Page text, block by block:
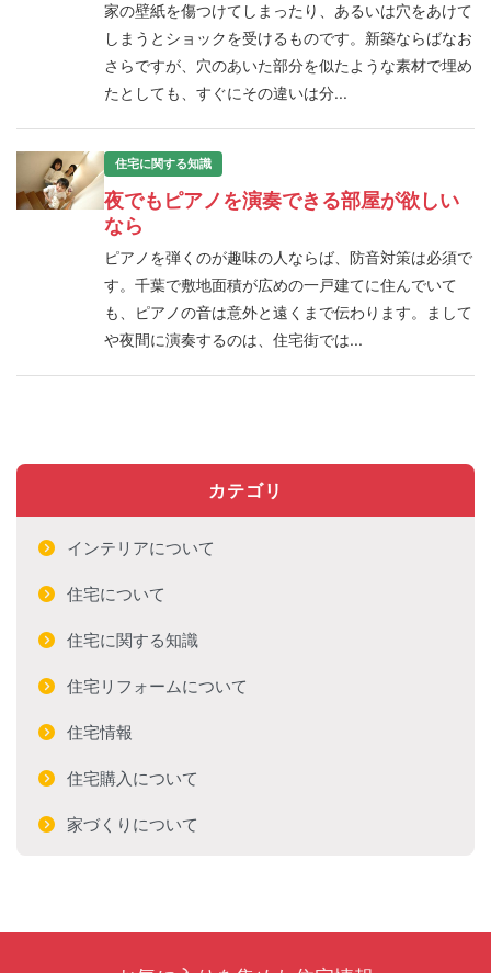
家の壁紙を傷つけてしまったり、あるいは穴をあけて
しまうとショックを受けるものです。新築ならばなお
さらですが、穴のあいた部分を似たような素材で埋め
たとしても、すぐにその違いは分...
住宅に関する知識
夜でもピアノを演奏できる部屋が欲しい
なら
ピアノを弾くのが趣味の人ならば、防音対策は必須で
す。千葉で敷地面積が広めの一戸建てに住んでいて
も、ピアノの音は意外と遠くまで伝わります。まして
や夜間に演奏するのは、住宅街では...
カテゴリ
インテリアについて
住宅について
住宅に関する知識
住宅リフォームについて
住宅情報
住宅購入について
家づくりについて